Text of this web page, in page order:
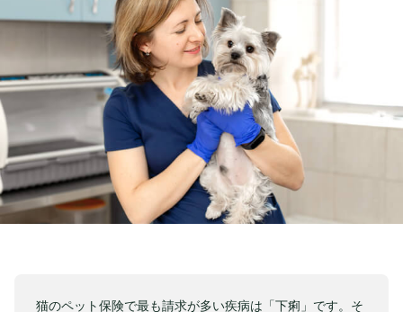
猫のペット保険で最も請求が多い疾病は「下痢」です。そ